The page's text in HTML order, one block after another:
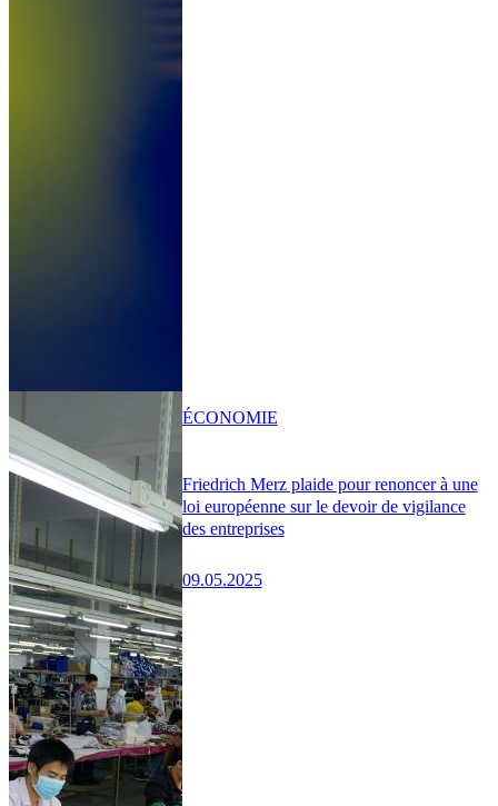
Friedrich Merz plaide pour renoncer à une
loi européenne sur le devoir de vigilance
des entreprises
09.05.2025
ÉCONOMIE